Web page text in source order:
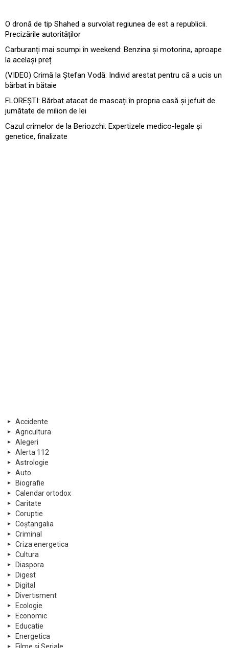
O dronă de tip Shahed a survolat regiunea de est a republicii.
Precizările autorităților
Carburanți mai scumpi în weekend: Benzina și motorina, aproape
la același preț
(VIDEO) Crimă la Ștefan Vodă: Individ arestat pentru că a ucis un
bărbat în bătaie
FLOREȘTI: Bărbat atacat de mascați în propria casă și jefuit de
jumătate de milion de lei
Cazul crimelor de la Beriozchi: Expertizele medico-legale și
genetice, finalizate
Accidente
Agricultura
Alegeri
Alerta 112
Astrologie
Auto
Biografie
Calendar ortodox
Caritate
Coruptie
Coștangalia
Criminal
Criza energetica
Cultura
Diaspora
Digest
Digital
Divertisment
Ecologie
Economic
Educatie
Energetica